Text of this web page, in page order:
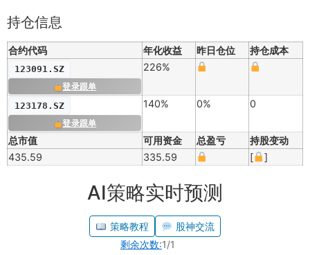
持仓信息
合约代码 年化收益 昨日仓位 持仓成本
123091.SZ
登录跟单
226%
123178.SZ
登录跟单
140% 0% 0
总市值 可用资金 总盈亏
持股变动
435.59
335.59 [ ]
AI策略实时预测
策略教程
股神交流
剩余次数:1/1